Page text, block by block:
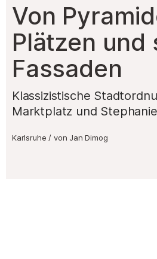
Von
Plätzen und
Fassaden
Klassizistische
Marktplatz und
Karlsruhe / von Jan Dimog